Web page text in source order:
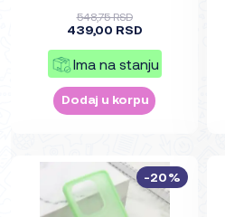
548,75 RSD
439,00 RSD
Ima na stanju
Dodaj u korpu
-20%